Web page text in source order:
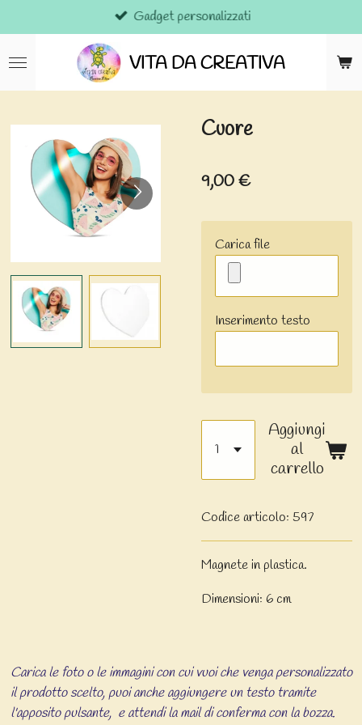
al
contenuto
VITA DA CREATIVA
Gadget personalizzati
Cuore
9,00 €
Carica file
Inserimento testo
Aggiungi
al
carrello
Codice articolo: 597
Magnete in plastica.
Dimensioni: 6 cm
Carica le foto o le immagini con cui vuoi che venga personalizzato
il prodotto scelto, puoi anche aggiungere un testo tramite
l'apposito pulsante, e attendi la mail di conferma con la bozza.